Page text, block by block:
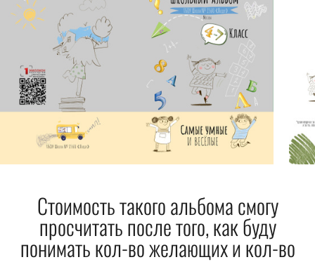
Стоимость такого альбома смогу
просчитать после того, как буду
понимать кол-во желающих и кол-во